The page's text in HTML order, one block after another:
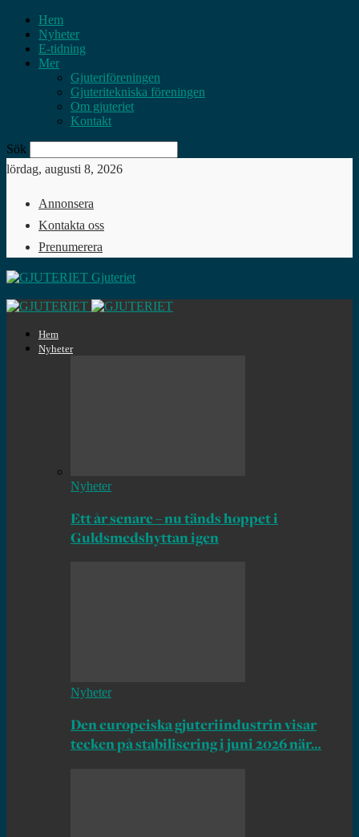
Hem
Nyheter
E-tidning
Mer
Gjuteriföreningen
Gjuteritekniska föreningen
Om gjuteriet
Kontakt
Sök
lördag, augusti 8, 2026
Annonsera
Kontakta oss
Prenumerera
Gjuteriet
Hem
Nyheter
Nyheter
Ett år senare – nu tänds hoppet i
Guldsmedshyttan igen
Nyheter
Den europeiska gjuteriindustrin visar
tecken på stabilisering i juni 2026 när…